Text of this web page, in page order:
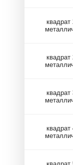
квадрат
квадрат
квадрат
квадрат
квадрат